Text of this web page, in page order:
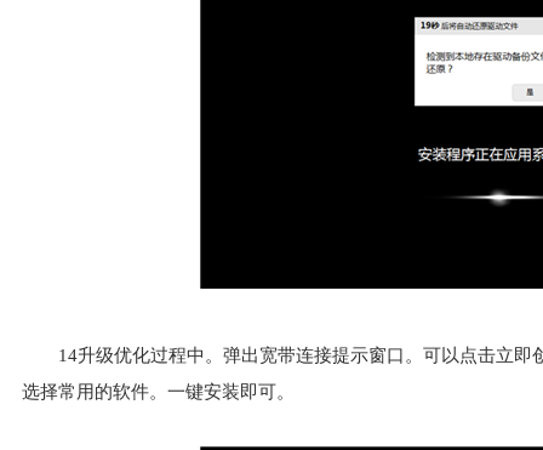
14升级优化过程中。弹出宽带连接提示窗口。可以点击立
选择常用的软件。一键安装即可。